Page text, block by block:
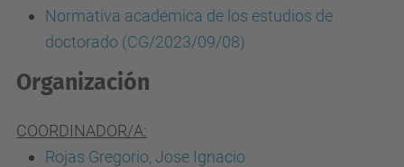
Normativa académica de los estudios de
doctorado (CG/2023/09/08)
Organización
COORDINADOR/A:
Rojas Gregorio, Jose Ignacio